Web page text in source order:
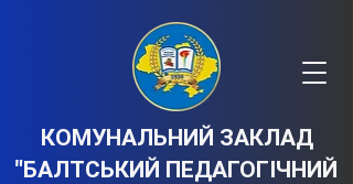
КОМУНАЛЬНИЙ ЗАКЛАД
"БАЛТСЬКИЙ ПЕДАГОГІЧНИЙ